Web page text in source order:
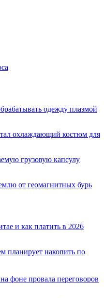
одежду плазмой
охлаждающий костюм для
грузовую капсулу
от геомагнитных бурь
и как платить в 2026
планирует накопить по
фоне провала переговоров